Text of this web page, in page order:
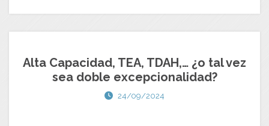
Alta Capacidad, TEA, TDAH,… ¿o tal vez
sea doble excepcionalidad?
24/09/2024